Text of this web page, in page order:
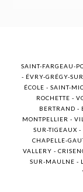
SAINT-FARGEAU-
- ÉVRY-GRÉGY-
ÉCOLE - SAINT-
ROCHETTE -
BERTRAND -
MONTPELLIER -
SUR-TIGEAUX
CHAPELLE-
VALLERY -
SUR-MAULNE -